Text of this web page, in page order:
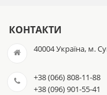
КОНТАКТИ
40004 Україна, м.
+38 (066) 808-11-88
+38 (096) 901-55-41